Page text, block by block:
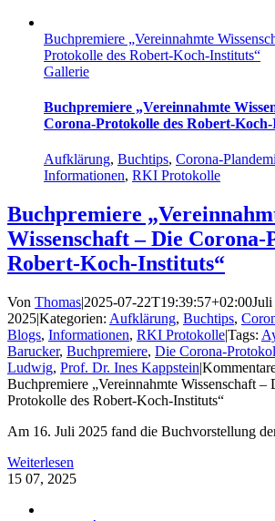
Buchpremiere „Vereinnahmte
Protokolle des Robert-Koch-Instituts“
Gallerie
Buchpremiere „Vereinnahmte
Corona-Protokolle des Robert-
Aufklärung, Buchtips, Corona-
Informationen, RKI Protokolle
Buchpremiere
Wissenschaft – Die Corona-
Robert-Koch-Instituts“
Von Thomas|2025-07-22T19:39:57+02:00Juli
2025|Kategorien: Aufklärung, Buchtips,
Blogs, Informationen, RKI Protokolle|Tags:
Barucker, Buchpremiere, Die Corona-
Ludwig, Prof. Dr. Ines Kappstein|
Buchpremiere „Vereinnahmte Wissenschaft –
Protokolle des Robert-Koch-Instituts“
Am 16. Juli 2025 fand die Buchvorstellung
Weiterlesen
15 07, 2025